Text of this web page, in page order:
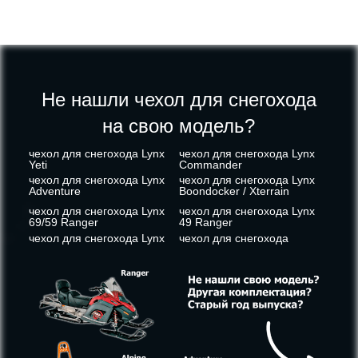
Не нашли чехол для снегохода
на свою модель?
чехол для снегохода Lynx
Yeti
чехол для снегохода Lynx
Adventure
чехол для снегохода Lynx
Commander
чехол для снегохода Lynx
Boondocker / Xterrain
чехол для снегохода Lynx
69/59 Ranger
чехол для снегохода Lynx
чехол для снегохода Lynx
49 Ranger
чехол для снегохода